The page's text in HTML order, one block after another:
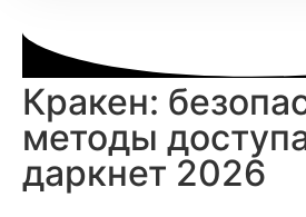
Кракен:
методы
даркнет 2026